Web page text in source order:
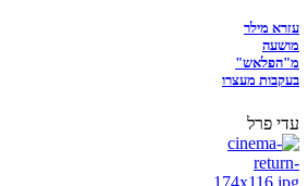
עזרא מילר
מושעה
מ"הפלאש"
בעקבות מעצרו
עדי פרל